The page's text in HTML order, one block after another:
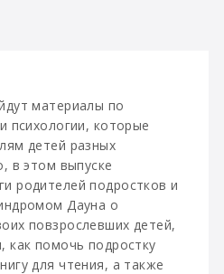
материалы по
психологии, которые
детей разных
в этом выпуске
родителей подростков и
Дауна о
повзрослевших детей,
как помочь подростку
для чтения, а также